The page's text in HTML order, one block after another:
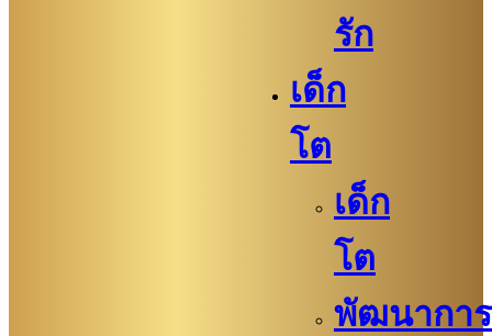
รัก
เด็ก
โต
เด็ก
โต
พัฒนาการ